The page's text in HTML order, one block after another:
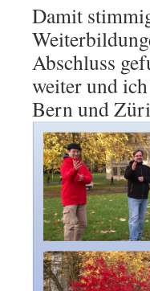
Damit
Abschluss
weiter und
Bern und